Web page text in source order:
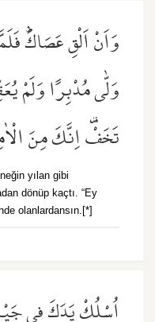
وَاَنْ اَلْقِ عَصَاكَۜ
وَلّٰى مُدْبِرًا وَلَمْ
تَخَفْ۠ اِنَّكَ مِنَ
yılan gibi
dönüp kaçtı. “Ey
olanlardansın.[*]
اُسْلُكْ يَدَكَ ف۪ي